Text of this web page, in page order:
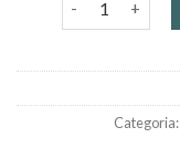
Categoria: